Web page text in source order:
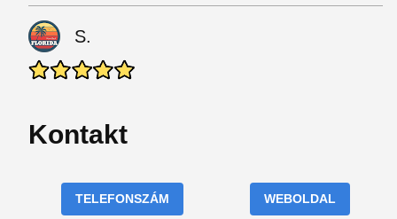
S.
Kontakt
TELEFONSZÁM WEBOLDAL